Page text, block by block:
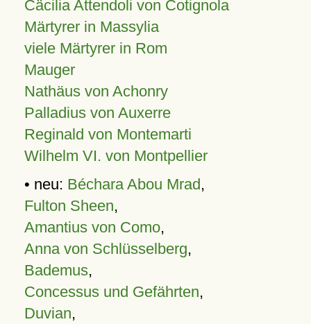
Cäcilia Attendoli von Cotignola
Märtyrer in Massylia
viele Märtyrer in Rom
Mauger
Nathäus von Achonry
Palladius von Auxerre
Reginald von Montemarti
Wilhelm VI. von Montpellier
• neu: Béchara Abou Mrad,
Fulton Sheen,
Amantius von Como,
Anna von Schlüsselberg,
Bademus,
Concessus und Gefährten,
Duvian,